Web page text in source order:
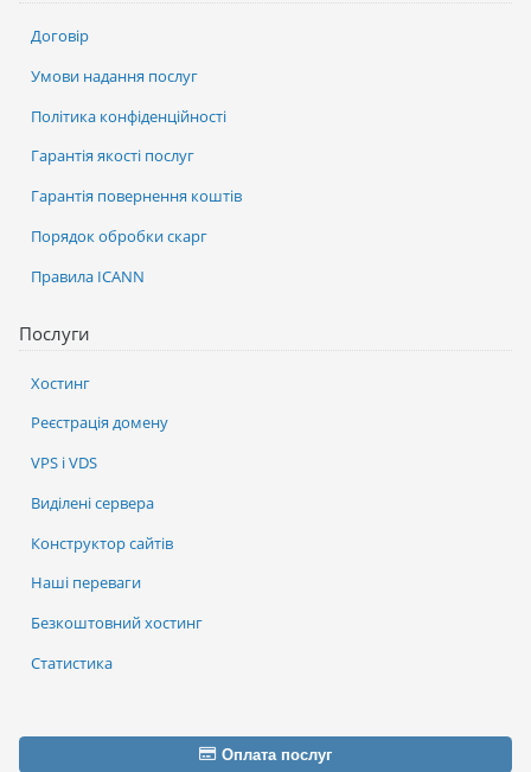
Послуги
Хостинг
Реєстрація домену
VPS і VDS
Виділені сервера
Конструктор сайтів
Наші переваги
Безкоштовний хостинг
Статистика
Договір
Умови надання послуг
Політика конфіденційності
Гарантія якості послуг
Гарантія повернення коштів
Порядок обробки скарг
Правила ICANN
Оплата послуг